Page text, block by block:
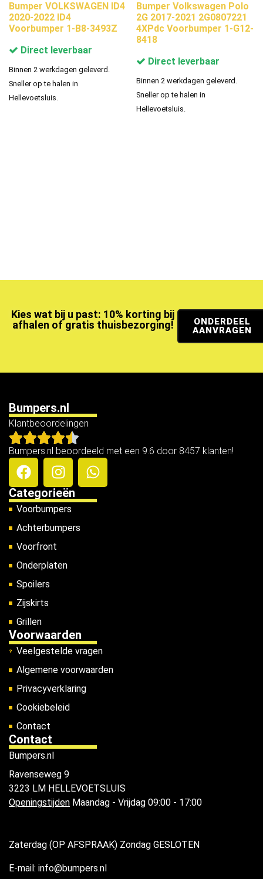
Bumper VOLKSWAGEN ID4
2020-2022 ID4
Voorbumper 1-B8-3493Z
Direct leverbaar
Binnen 2 werkdagen geleverd.
Sneller op te halen in
Hellevoetsluis.
Bumper Volkswagen Polo
2G 2017-2021 2G0807221
4XPdc Voorbumper 1-G12-
8418
Direct leverbaar
Binnen 2 werkdagen geleverd.
Sneller op te halen in
Hellevoetsluis.
Kies wat bij u past: 10% korting bij
afhalen of gratis thuisbezorging!
ONDERDEEL
AANVRAGEN
Bumpers.nl
Klantbeoordelingen
Bumpers.nl beoordeeld met een 9.6 door 8457 klanten!
Categorieën
Voorbumpers
Achterbumpers
Voorfront
Onderplaten
Spoilers
Zijskirts
Grillen
Voorwaarden
Veelgestelde vragen
Algemene voorwaarden
Privacyverklaring
Cookiebeleid
Contact
Contact
Bumpers.nl
Ravenseweg 9
3223 LM HELLEVOETSLUIS
Openingstijden Maandag - Vrijdag 09:00 - 17:00
Zaterdag (OP AFSPRAAK) Zondag GESLOTEN
E-mail: info@bumpers.nl